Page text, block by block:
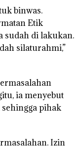
binwas.
Etik
sudah di lakukan.
silaturahmi,”
ia menyebut
pihak
Izin